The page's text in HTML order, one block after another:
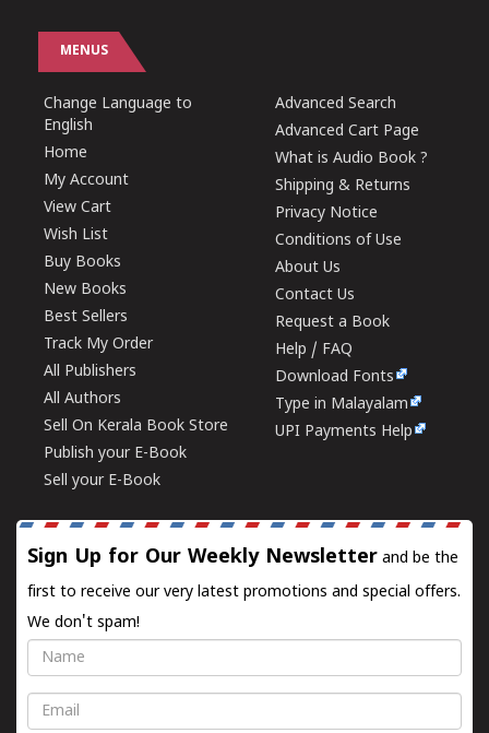
MENUS
Change Language to
English
Home
My Account
View Cart
Wish List
Buy Books
New Books
Best Sellers
Track My Order
All Publishers
All Authors
Sell On Kerala Book Store
Publish your E-Book
Sell your E-Book
Advanced Search
Advanced Cart Page
What is Audio Book ?
Shipping & Returns
Privacy Notice
Conditions of Use
About Us
Contact Us
Request a Book
Help / FAQ
Download Fonts
Type in Malayalam
UPI Payments Help
Sign Up for Our Weekly Newsletter and be the
first to receive our very latest promotions and special offers.
We don't spam!
Name
Email